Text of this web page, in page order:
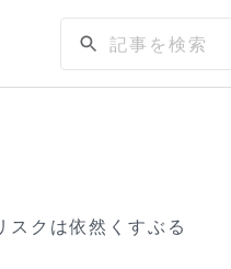
クは依然くすぶる